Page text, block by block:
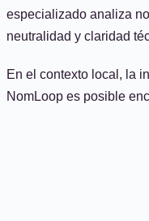
especializado analiza
neutralidad y claridad
En el contexto local, la
NomLoop es posible